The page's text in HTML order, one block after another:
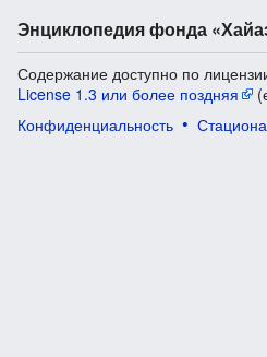
Энциклопедия фонда
Содержание доступно по
License 1.3 или более поздняя
Конфиденциальность